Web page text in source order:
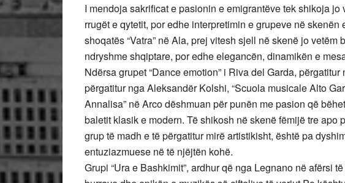
I mendoja sakrificat e pasionin e emigrantëve tek shikoja
rrugët e qytetit, por edhe interpretimin e grupeve në skenën
shoqatës “Vatra” në Ala, prej vitesh sjell në skenë jo
ndryshme shqiptare, por edhe elegancën, dinamikën e
Ndërsa grupet “Dance emotion” i Riva del Garda, përgatitur
përgatitur nga Aleksandër Kolshi, “Scuola musicale Alto
Annalisa” në Arco dëshmuan për punën me pasion që
baletit klasik e modern. Të shikosh në skenë fëmijë tre apo
grup të madh e të përgatitur mirë artistikisht, është pa
entuziazmuese në të njëjtën kohë.
Grupi “Ura e Bashkimit”, ardhur që nga Legnano në afërsi